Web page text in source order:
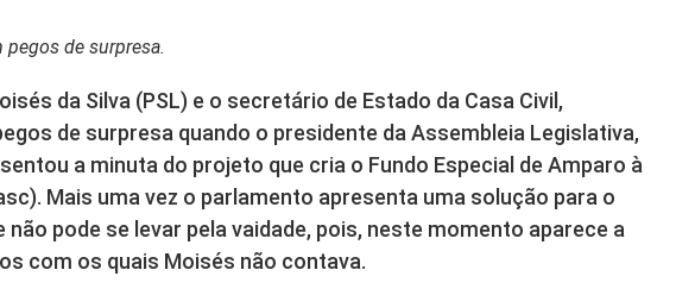
de surpresa.
da Silva (PSL) e o secretário de Estado da Casa Civil,
de surpresa quando o presidente da Assembleia Legislativa,
a minuta do projeto que cria o Fundo Especial de Amparo à
Mais uma vez o parlamento apresenta uma solução para o
não pode se levar pela vaidade, pois, neste momento aparece a
com os quais Moisés não contava.